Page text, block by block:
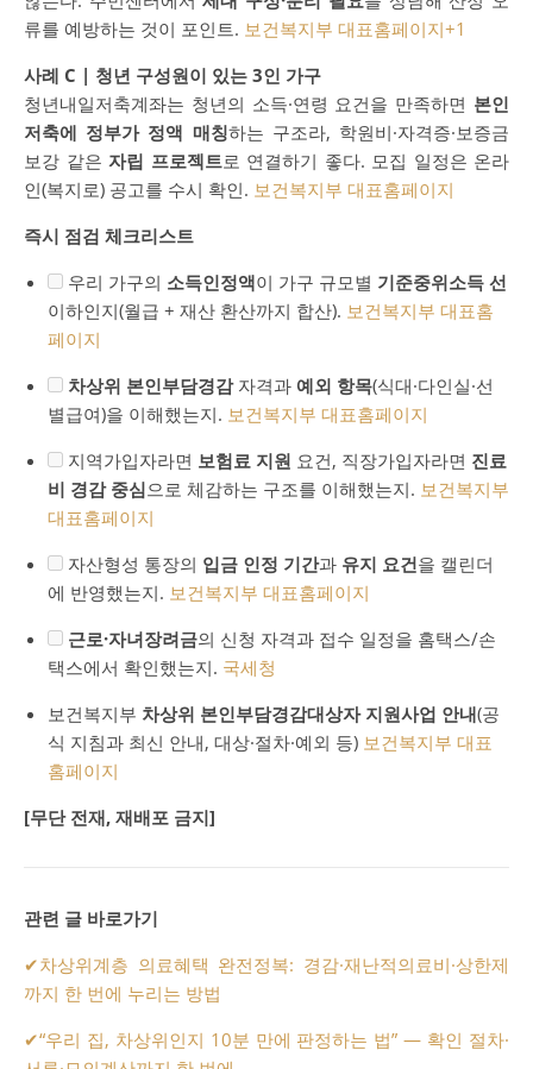
류를 예방하는 것이 포인트. 보건복지부 대표홈페이지+1
사례 C | 청년 구성원이 있는 3인 가구
청년내일저축계좌는 청년의 소득·연령 요건을 만족하면 본인
저축에 정부가 정액 매칭하는 구조라, 학원비·자격증·보증금
보강 같은 자립 프로젝트로 연결하기 좋다. 모집 일정은 온라
인(복지로) 공고를 수시 확인. 보건복지부 대표홈페이지
즉시 점검 체크리스트
우리 가구의 소득인정액이 가구 규모별 기준중위소득 선
이하인지(월급 + 재산 환산까지 합산). 보건복지부 대표홈
페이지
차상위 본인부담경감자격과 예외 항목(식대·다인실·선
별급여)을 이해했는지. 보건복지부 대표홈페이지
지역가입자라면 보험료 지원 요건, 직장가입자라면 진료
비 경감 중심으로 체감하는 구조를 이해했는지. 보건복지부
대표홈페이지
자산형성 통장의 입금 인정 기간과 유지 요건을 캘린더
에 반영했는지. 보건복지부 대표홈페이지
근로·자녀장려금의 신청 자격과 접수 일정을 홈택스/손
택스에서 확인했는지. 국세청
보건복지부 차상위 본인부담경감대상자 지원사업 안내(공
식 지침과 최신 안내, 대상·절차·예외 등) 보건복지부 대표
홈페이지
[무단 전재, 재배포 금지]
관련 글 바로가기
✔차상위계층 의료혜택 완전정복: 경감·재난적의료비·상한제
까지 한 번에 누리는 방법
✔“우리 집, 차상위인지 10분 만에 판정하는 법” — 확인 절차·